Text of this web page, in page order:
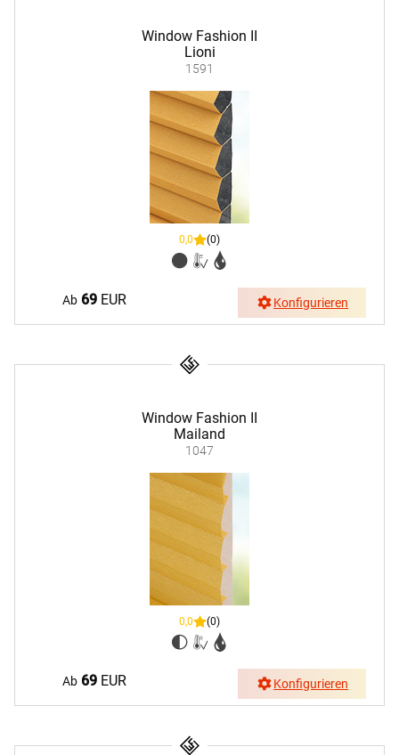
Window Fashion II
Lioni
1591
0,0 (0)
Ab 69EUR Konfigurieren
Window Fashion II
Mailand
1047
0,0 (0)
Ab 69EUR Konfigurieren